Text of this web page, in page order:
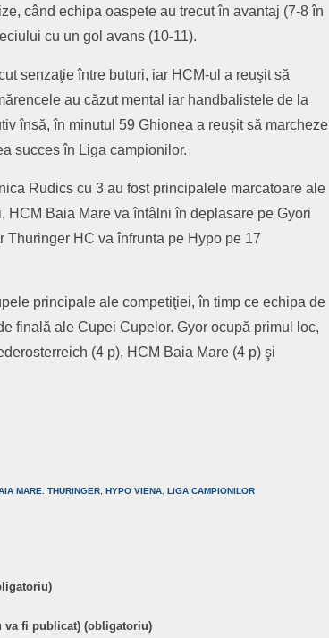
când echipa oaspete au trecut în avantaj (7-8 în
cu un gol avans (10-11).
senzaţie între buturi, iar HCM-ul a reuşit să
au căzut mental iar handbalistele de la
însă, în minutul 59 Ghionea a reuşit să marcheze
succes în Liga campionilor.
Rudics cu 3 au fost principalele marcatoare ale
HCM Baia Mare va întâlni în deplasare pe Gyori
HC va înfrunta pe Hypo pe 17
principale ale competiţiei, în timp ce echipa de
finală ale Cupei Cupelor. Gyor ocupă primul loc,
(4 p), HCM Baia Mare (4 p) şi
MARE. THURINGER, HYPO VIENA, LIGA CAMPIONILOR
va fi publicat) (obligatoriu)